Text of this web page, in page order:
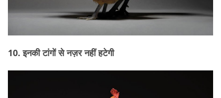
10. इनकी टांगों से नज़र नहीं हटेगी